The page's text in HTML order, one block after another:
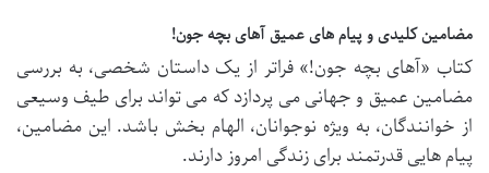
مضامین کلیدی و پیام های عمیق آهای بچه جون!
کتاب «آهای بچه جون!» فراتر از یک داستان شخصی، به بررسی
مضامین عمیق و جهانی می پردازد که می تواند برای طیف وسیعی
از خوانندگان، به ویژه نوجوانان، الهام بخش باشد. این مضامین،
پیام هایی قدرتمند برای زندگی امروز دارند.